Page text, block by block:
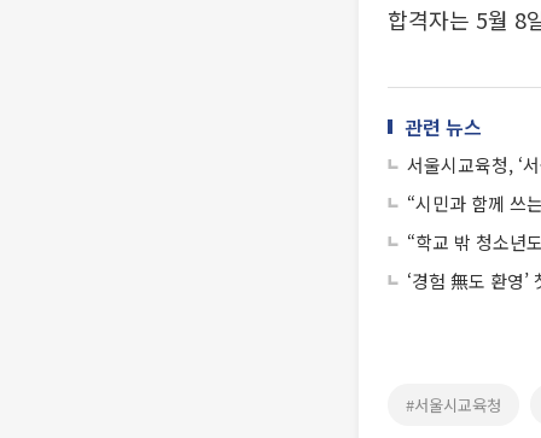
합격자는 5월 8
관련 뉴스
서울시교육청, ‘
“시민과 함께 쓰
“학교 밖 청소년
‘경험 無도 환영’
#서울시교육청